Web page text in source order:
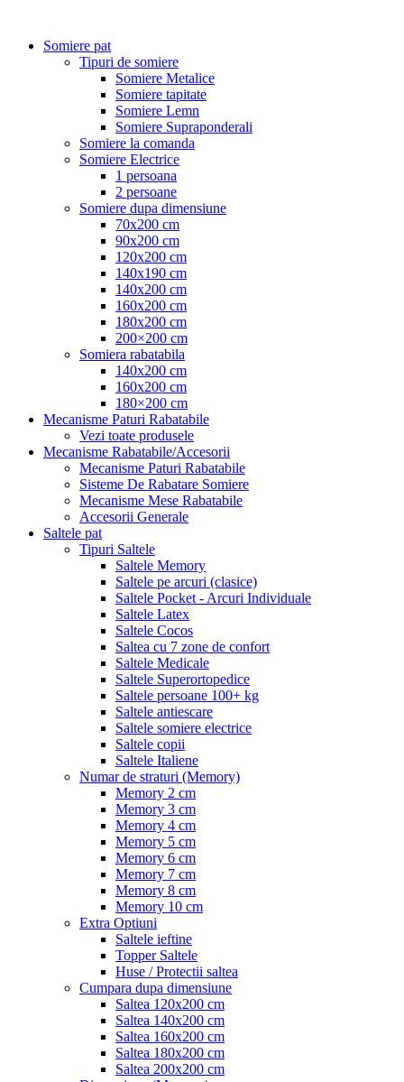
Somiere pat
Tipuri de somiere
Somiere Metalice
Somiere tapitate
Somiere Lemn
Somiere Supraponderali
Somiere la comanda
Somiere Electrice
1 persoana
2 persoane
Somiere dupa dimensiune
70x200 cm
90x200 cm
120x200 cm
140x190 cm
140x200 cm
160x200 cm
180x200 cm
200×200 cm
Somiera rabatabila
140x200 cm
160x200 cm
180×200 cm
Mecanisme Paturi Rabatabile
Vezi toate produsele
Mecanisme Rabatabile/Accesorii
Mecanisme Paturi Rabatabile
Sisteme De Rabatare Somiere
Mecanisme Mese Rabatabile
Accesorii Generale
Saltele pat
Tipuri Saltele
Saltele Memory
Saltele pe arcuri (clasice)
Saltele Pocket - Arcuri Individuale
Saltele Latex
Saltele Cocos
Saltea cu 7 zone de confort
Saltele Medicale
Saltele Superortopedice
Saltele persoane 100+ kg
Saltele antiescare
Saltele somiere electrice
Saltele copii
Saltele Italiene
Numar de straturi (Memory)
Memory 2 cm
Memory 3 cm
Memory 4 cm
Memory 5 cm
Memory 6 cm
Memory 7 cm
Memory 8 cm
Memory 10 cm
Extra Optiuni
Saltele ieftine
Topper Saltele
Huse / Protectii saltea
Cumpara dupa dimensiune
Saltea 120x200 cm
Saltea 140x200 cm
Saltea 160x200 cm
Saltea 180x200 cm
Saltea 200x200 cm